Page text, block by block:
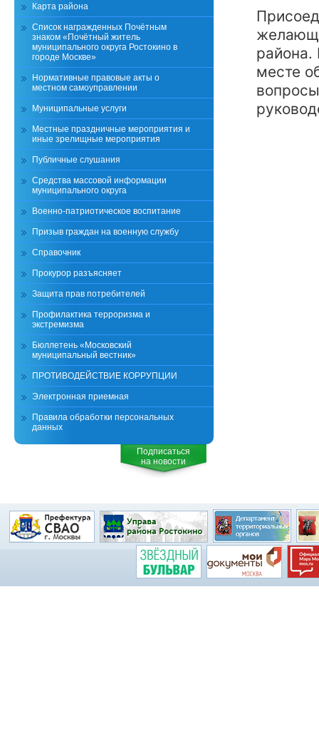
месте
Карта района
Список награжденных Почётным
знаком «Почётный житель
муниципального округа Ростокино в
городе Москве»
Нормативные правовые акты о
местном самоуправлении
Муниципальные услуги
Местные праздничные мероприятия и
иные зрелищные мероприятия
Публичные слушания
Средства массовой информации
муниципального округа
Военно-патриотическое воспитание
Призыв граждан на военную службу
Справочник
Прокурор разъясняет
Защита прав потребителей
Профилактика терроризма и
экстремизма
Бюллетень «Московский
муниципальный вестник»
ПРОТИВОДЕЙСТВИЕ КОРРУПЦИИ
Электронная приемная
Правила обработки персональных
данных
Подписаться
на новости